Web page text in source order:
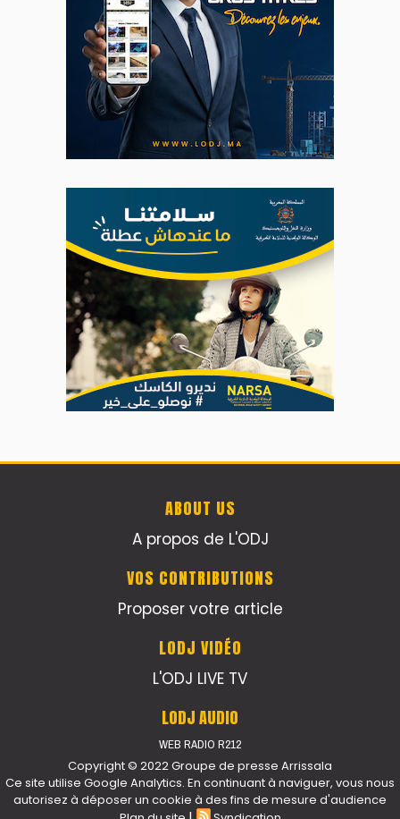
ABOUT US
A propos de L'ODJ
VOS CONTRIBUTIONS
Proposer votre article
LODJ VIDÉO
L'ODJ LIVE TV
LODJ AUDIO
WEB RADIO R212
Copyright © 2022 Groupe de presse Arrissala
Ce site utilise Google Analytics. En continuant à naviguer, vous nous
autorisez à déposer un cookie à des fins de mesure d'audience